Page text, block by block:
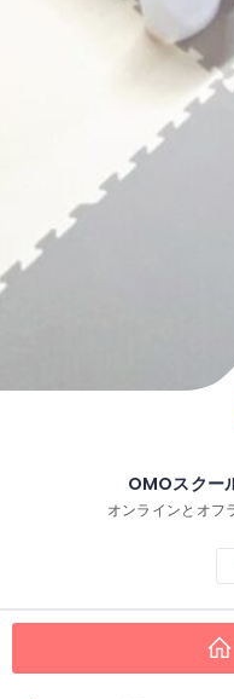
OMOスクー
オンラインとオフ